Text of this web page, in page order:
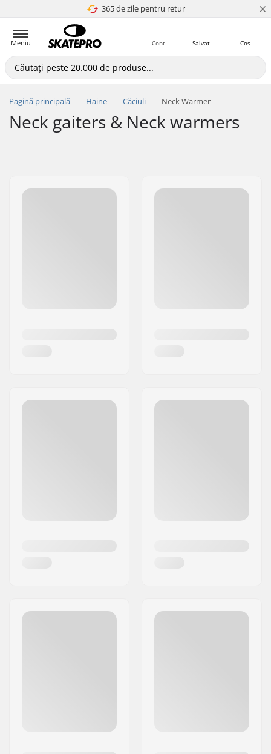
365 de zile pentru retur
4.8 a 5 ×
Meniu Coș
Salvat
Cont
Pagină principală Haine Căciuli Neck Warmer
Neck gaiters & Neck warmers